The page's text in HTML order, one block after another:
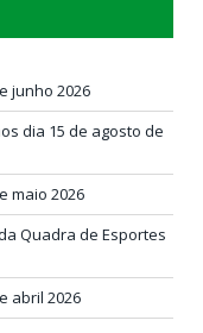
junho 2026
dia 15 de agosto de
maio 2026
Quadra de Esportes
abril 2026